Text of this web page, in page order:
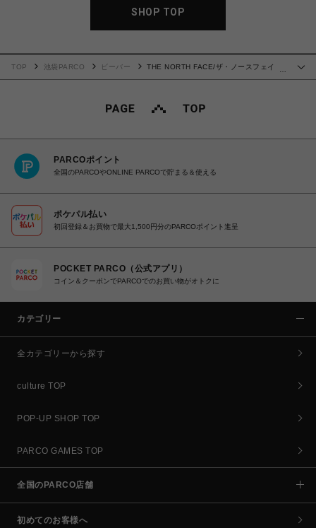
SHOP TOP
TOP 池袋PARCO ビーバー
THE NORTH FACE/ザ・ノースフェイ
PARCOポイント
全国のPARCOやONLINE PARCOで貯まる＆使える
ポケパル払い
初回登録＆お買物で最大1,500円分のPARCOポイント進呈
POCKET PARCO（公式アプリ）
コイン＆クーポンでPARCOでのお買い物がオトクに
カテゴリー
全カテゴリーから探す
culture TOP
POP-UP SHOP TOP
PARCO GAMES TOP
全国のPARCO店舗
初めてのお客様へ